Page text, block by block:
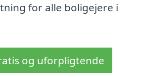
for alle boligejere i
og uforpligtende